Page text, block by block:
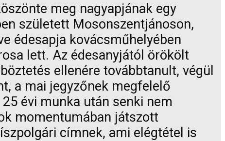
meg nagyapjának egy
született Mosonszentjánoson,
édesapja kovácsműhelyében
lett. Az édesanyjától örökölt
ellenére továbbtanult, végül
a mai jegyzőnek megfelelő
évi munka után senki nem
momentumában játszott
címnek, ami elégtétel is